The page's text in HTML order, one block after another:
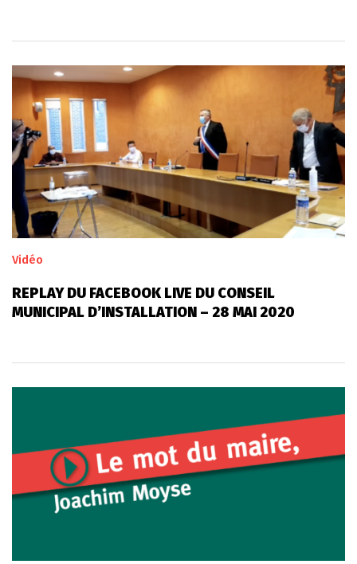
Vidéo
REPLAY DU FACEBOOK LIVE DU CONSEIL
MUNICIPAL D’INSTALLATION – 28 MAI 2020